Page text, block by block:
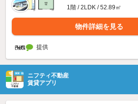
1階 / 2LDK / 52.89㎡
物件詳細を見る
提供
ニフティ不動産
賃貸アプリ